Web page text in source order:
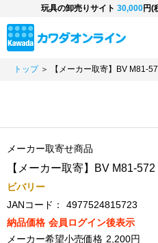
玩具の卸売りサイト 30,000円(
トップ＞ 【メーカー取寄】BV M81-
メーカー取寄せ商品
【メーカー取寄】BV M81-
ビバリー
JANコード：
4977524815723
納品価格 会員ログイン後表示
メーカー希望小売価格 2,200円